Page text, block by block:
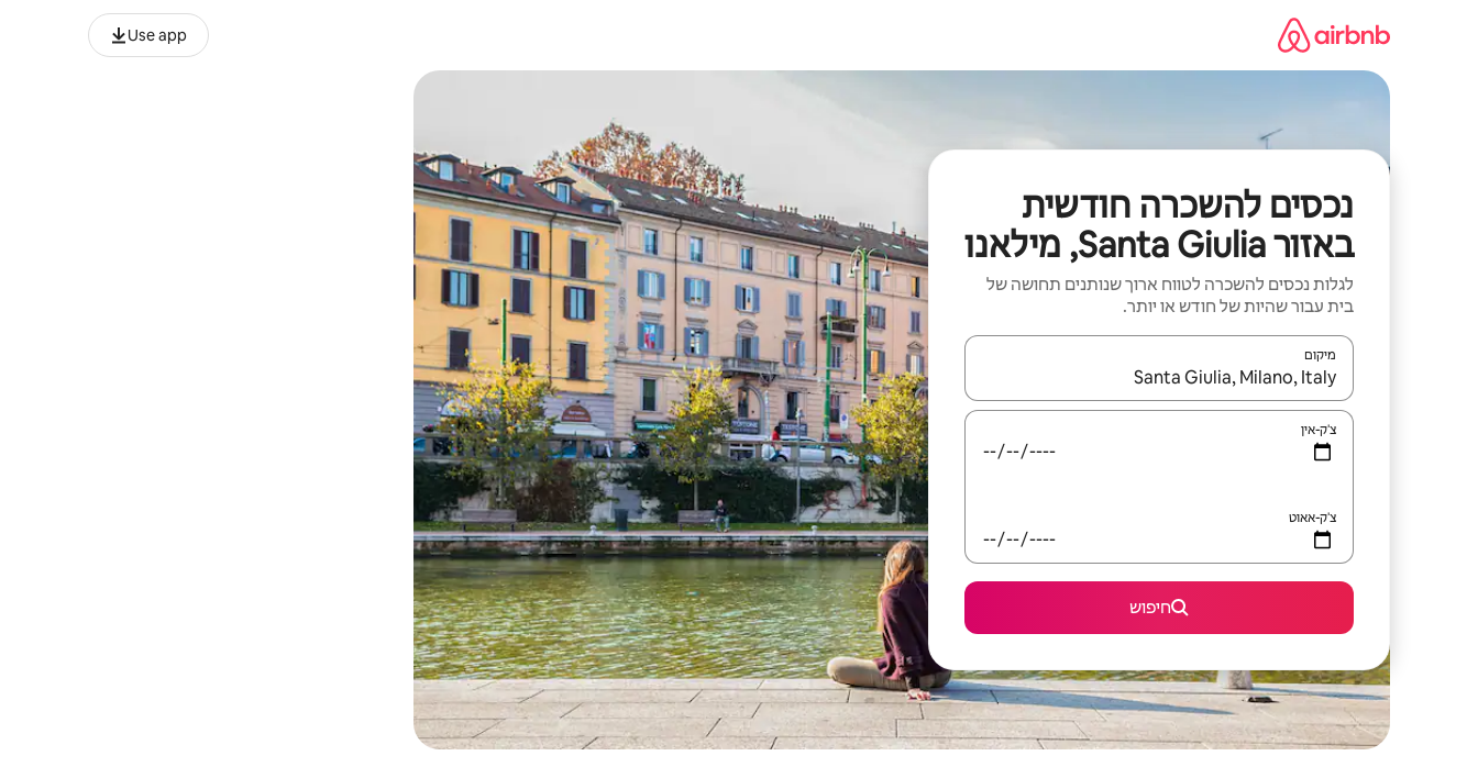
Use app
נכסים להשכרה חודשית
באזור Santa Giulia, מילאנו
לגלות נכסים להשכרה לטווח ארוך שנותנים תחושה של
בית עבור שהיות של חודש או יותר.
מיקום
כאשר התוצאות יהיו זמינות, יש לנווט עם מקשי החיצים למעלה ולמטה או לעיין בעזרת תנועות מגע או החלקה.
צ'ק-אין
צ'ק-אאוט
חיפוש